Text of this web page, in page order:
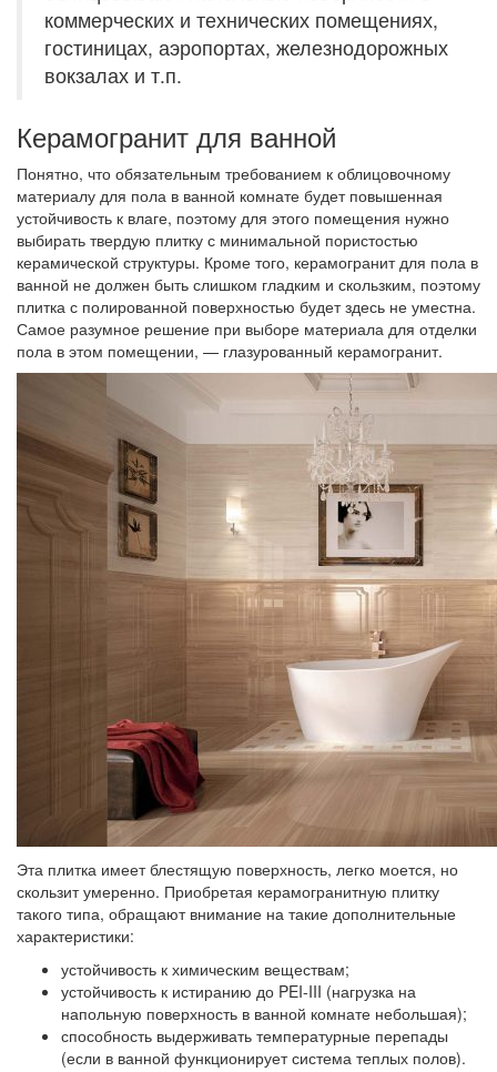
коммерческих и технических помещениях,
гостиницах, аэропортах, железнодорожных
вокзалах и т.п.
Керамогранит для ванной
Понятно, что обязательным требованием к облицовочному
материалу для пола в ванной комнате будет повышенная
устойчивость к влаге, поэтому для этого помещения нужно
выбирать твердую плитку с минимальной пористостью
керамической структуры. Кроме того, керамогранит для пола в
ванной не должен быть слишком гладким и скользким, поэтому
плитка с полированной поверхностью будет здесь не уместна.
Самое разумное решение при выборе материала для отделки
пола в этом помещении, — глазурованный керамогранит.
Эта плитка имеет блестящую поверхность, легко моется, но
скользит умеренно. Приобретая керамогранитную плитку
такого типа, обращают внимание на такие дополнительные
характеристики:
устойчивость к химическим веществам;
устойчивость к истиранию до PEI-III (нагрузка на
напольную поверхность в ванной комнате небольшая);
способность выдерживать температурные перепады
(если в ванной функционирует система теплых полов).